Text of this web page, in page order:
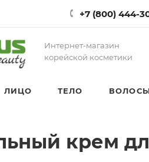
+7 (800) 444-
Интернет-магазин
корейской косметики
ЛИЦО ТЕЛО
крем